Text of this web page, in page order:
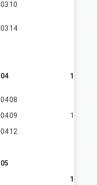
03 10
03 14
04 11513,0
0408
0409
11055,4
04 12
05
14188,0